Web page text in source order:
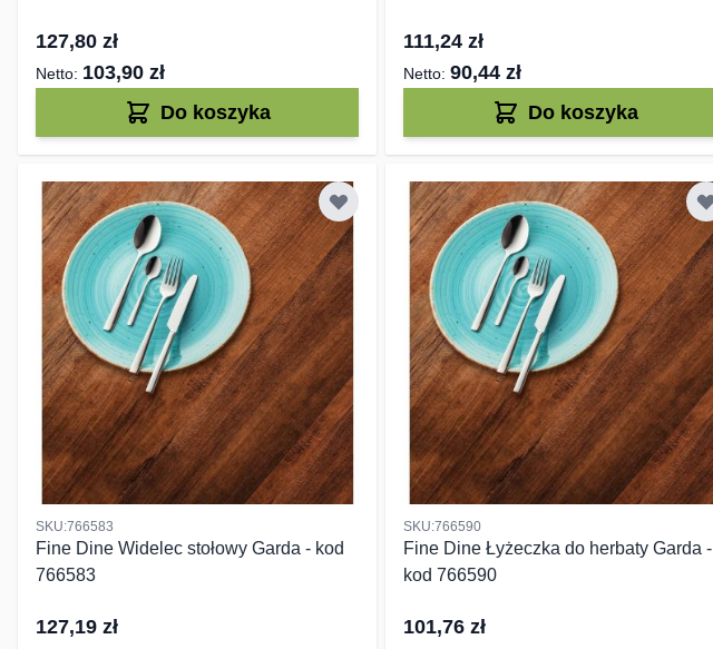
127,80 zł
103,90 zł
Do koszyka
111,24 zł
90,44 zł
Do koszyka
SKU:766583
Fine Dine Widelec stołowy Garda - kod
766583
127,19 zł
SKU:766590
Fine Dine Łyżeczka do herbaty Garda -
kod 766590
101,76 zł